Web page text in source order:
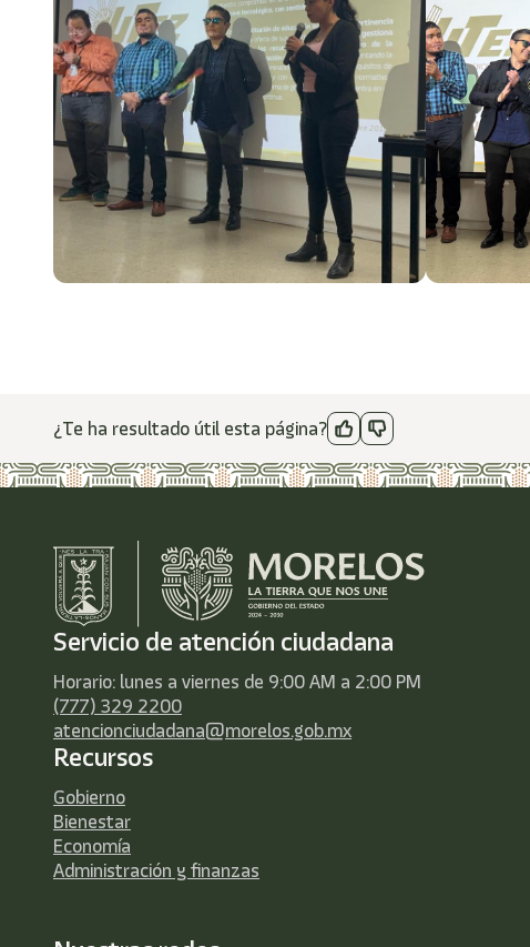
¿Te ha resultado útil esta página?
Servicio de atención ciudadana
Horario: lunes a viernes de 9:00 AM a 2:00 PM
(777) 329 2200
atencionciudadana@morelos.gob.mx
Recursos
Gobierno
Bienestar
Economía
Administración y finanzas